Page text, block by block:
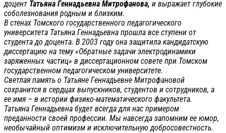
доцент Татьяна Геннадьевна Митрофанова, и выражает глубокие
соболезнования родным и близким.
В стенах Томского государственного педагогического
университета Татьяна Геннадьевна прошла все ступени от
студента до доцента. В 2003 году она защитила кандидатскую
диссертацию на тему «Обратные задачи электродинамики
заряженных частиц» в диссертационном совете при Томском
государственном педагогическом университете.
Светлая память о Татьяне Геннадьевне Митрофановой
сохранится в сердцах выпускников, студентов и сотрудников, а
ее имя – в истории физико-математического факультета.
Татьяна Геннадьевна будет всегда для нас примером
преданности своей профессии. Мы навсегда запомним ее юмор,
необычайный оптимизм и исключительную добросовестность.